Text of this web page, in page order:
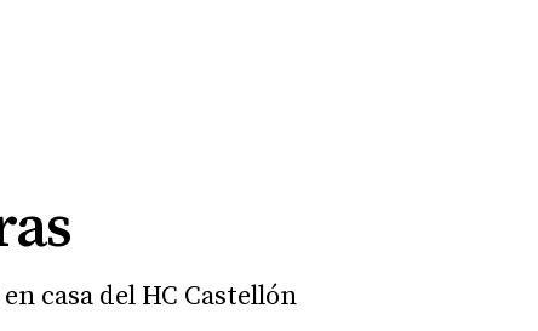
casa del HC Castellón